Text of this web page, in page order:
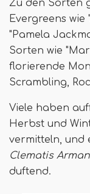
Zu den Sorten
Evergreens wie
"Pamela
Sorten wie
florierende
Scrambling,
Viele haben
Herbst und
vermitteln, und
Clematis
duftend.